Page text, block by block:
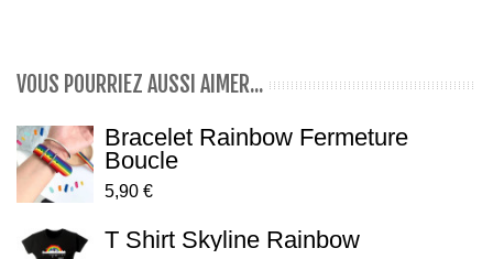
VOUS POURRIEZ AUSSI AIMER...
Bracelet Rainbow Fermeture
Boucle
5,90 €
T Shirt Skyline Rainbow